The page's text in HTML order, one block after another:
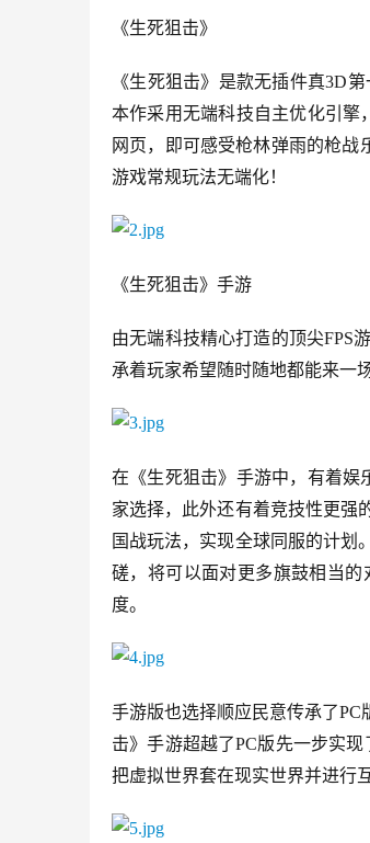
《生死狙击》
《生死狙击》是款无插件真3D
本作采用无端科技自主优化引擎
网页，即可感受枪林弹雨的枪战
游戏常规玩法无端化！
《生死狙击》手游
由无端科技精心打造的顶尖FPS
承着玩家希望随时随地都能来一
在《生死狙击》手游中，有着娱
家选择，此外还有着竞技性更强
国战玩法，实现全球同服的计划
磋，将可以面对更多旗鼓相当
度。
手游版也选择顺应民意传承了
击》手游超越了PC版先一步实
把虚拟世界套在现实世界并进行